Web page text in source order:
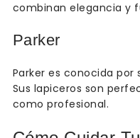
combinan elegancia y
Parker
Parker es conocida por
Sus lapiceros son
como profesional.